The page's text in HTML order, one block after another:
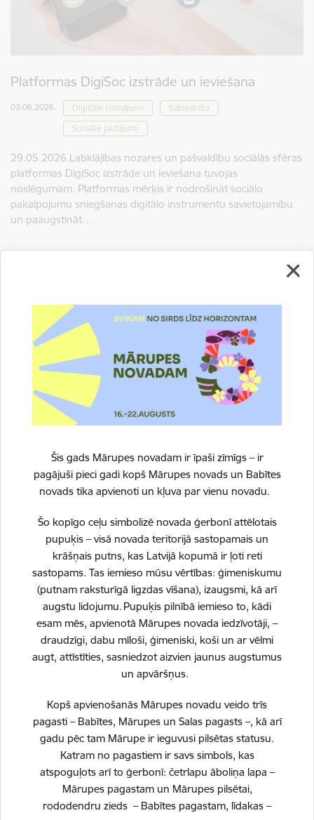
Šis gads Mārupes novadam ir īpaši zīmīgs – ir
pagājuši pieci gadi kopš Mārupes novads un Babītes
novads tika apvienoti un kļuva par vienu novadu.
Šo kopīgo ceļu simbolizē novada ģerbonī attēlotais
pupuķis – visā novada teritorijā sastopamais un
krāšņais putns, kas Latvijā kopumā ir ļoti reti
sastopams. Tas iemieso mūsu vērtības: ģimeniskumu
(putnam raksturīgā ligzdas vīšana), izaugsmi, kā arī
augstu lidojumu. Pupuķis pilnībā iemieso to, kādi
esam mēs, apvienotā Mārupes novada iedzīvotāji, –
draudzīgi, dabu mīloši, ģimeniski, koši un ar vēlmi
augt, attīstīties, sasniedzot aizvien jaunus augstumus
un apvāršņus.
Kopš apvienošanās Mārupes novadu veido trīs
pagasti – Babītes, Mārupes un Salas pagasts –, kā arī
gadu pēc tam Mārupe ir ieguvusi pilsētas statusu.
Katram no pagastiem ir savs simbols, kas
atspoguļots arī to ģerbonī: četrlapu āboliņa lapa –
Mārupes pagastam un Mārupes pilsētai,
rododendru zieds – Babītes pagastam, līdakas –
Platformas DigiSoc izstrāde un ieviešana
03.06.2026. Digitālie risinājumi
Sabiedrība
Sociālie jautājumi
29.05.2026.Labklājības nozares un pašvaldību sociālās sfēras
platformas DigiSoc izstrāde un ieviešana tuvojas
noslēgumam. Platformas mērķis ir nodrošināt sociālo
pakalpojumu sniegšanas digitālo instrumentu savietojamību
un paaugstināt…
Drukāt lapu
Vai šī informācija bija noderīga?
Sniegt atsauksmi
Esi pirmais, kurš uzzina!
Piesakies jaunumu saņemšanai savā e-pastā.